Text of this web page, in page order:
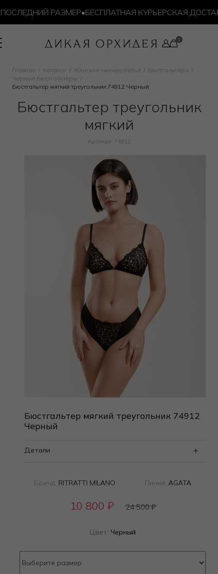
РАЗМЕР•БЕСПЛАТНАЯ КУРЬЕРСКАЯ
Главная Каталог Женское нижнее бельё
Бюстгальтеры
Черные бюстгальтеры
Бюстгальтер мягкий треугольник 74912 Черный
Бюстгальтер треугольник
мягкий
Артикул: 74912
Бюстгальтер мягкий треугольник 74912
Черный
Детали
Бренд: RITRATTI MILANO Линия:AGATA
10 800 ₽ 24 500₽
Цвет: Черный